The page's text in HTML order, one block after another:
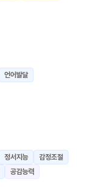
언어발달
정서지능
감정조절
공감능력